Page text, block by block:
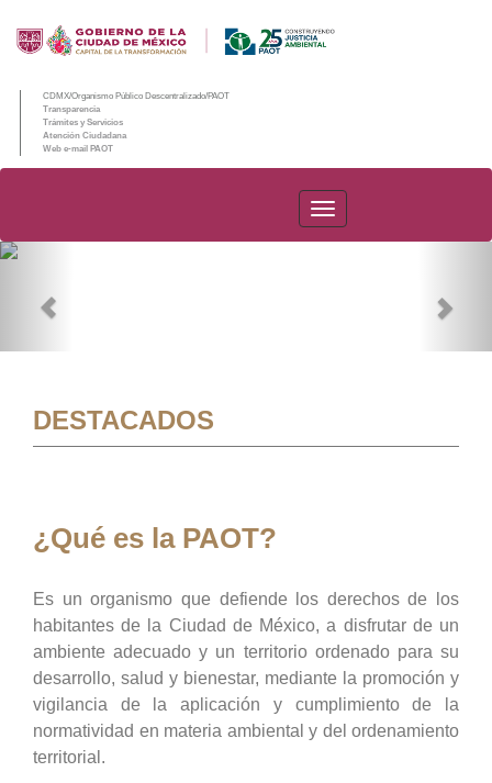
CDMX/Organismo Público Descentralizado/PAOT
Transparencia
Trámites y Servicios
Atención Ciudadana
Web e-mail PAOT
PAOT
DESTACADOS
¿Qué es la PAOT?
Es un organismo que defiende los derechos de los
habitantes de la Ciudad de México, a disfrutar de un
ambiente adecuado y un territorio ordenado para su
desarrollo, salud y bienestar, mediante la promoción y
vigilancia de la aplicación y cumplimiento de la
normatividad en materia ambiental y del ordenamiento
territorial.